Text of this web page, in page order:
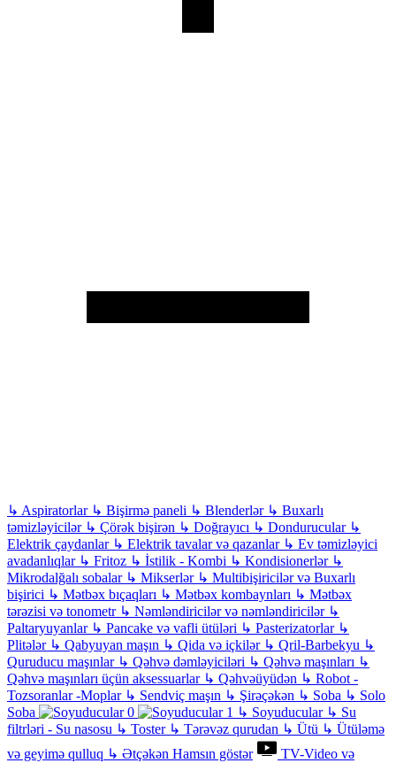
↳ Aspiratorlar ↳ Bişirmə paneli ↳ Blenderlər ↳ Buxarlı
təmizləyicilər ↳ Çörək bişirən ↳ Doğrayıcı ↳ Dondurucular ↳
Elektrik çaydanlar ↳ Elektrik tavalar və qazanlar ↳ Ev təmizləyici
avadanlıqlar ↳ Fritoz ↳ İstilik - Kombi ↳ Kondisionerlər ↳
Mikrodalğalı sobalar ↳ Mikserlər ↳ Multibişiricilər və Buxarlı
bişirici ↳ Mətbəx bıçaqları ↳ Mətbəx kombaynları ↳ Mətbəx
tərəzisi və tonometr ↳ Nəmləndiricilər və nəmləndiricilər ↳
Paltaryuyanlar ↳ Pancake və vafli ütüləri ↳ Pasterizatorlar ↳
Plitələr ↳ Qabyuyan maşın ↳ Qida və içkilər ↳ Qril-Barbekyu ↳
Quruducu maşınlar ↳ Qəhvə dəmləyiciləri ↳ Qəhvə maşınları ↳
Qəhvə maşınları üçün aksessuarlar ↳ Qəhvəüyüdən ↳ Robot -
Tozsoranlar -Moplar ↳ Sendviç maşın ↳ Şirəçəkən ↳ Soba ↳ Solo
Soba
↳ Soyuducular ↳ Su
filtrləri - Su nasosu ↳ Toster ↳ Tərəvəz qurudan ↳ Ütü ↳ Ütüləmə
və geyimə qulluq ↳ Ətçəkən Hamsın göstər
TV-Video və